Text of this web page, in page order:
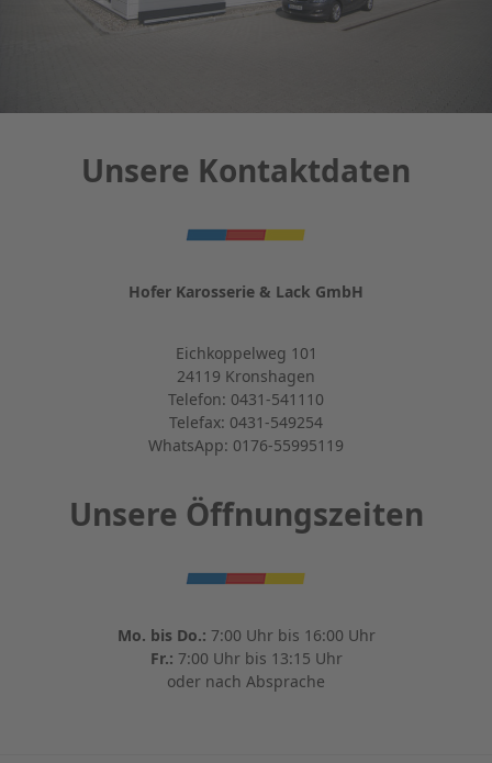
Unsere Kontaktdaten
Hofer Karosserie & Lack GmbH
Eichkoppelweg 101
24119 Kronshagen
Telefon: 0431-541110
Telefax: 0431-549254
WhatsApp: 0176-55995119
Unsere Öffnungszeiten
Mo. bis Do.: 7:00 Uhr bis 16:00 Uhr
Fr.: 7:00 Uhr bis 13:15 Uhr
oder nach Absprache